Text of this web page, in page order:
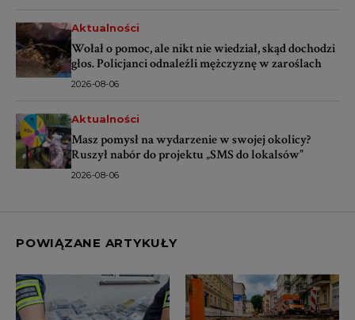
Aktualności
Wołał o pomoc, ale nikt nie wiedział, skąd dochodzi
głos. Policjanci odnaleźli mężczyznę w zaroślach
2026-08-06
Aktualności
Masz pomysł na wydarzenie w swojej okolicy?
Ruszył nabór do projektu „SMS do lokalsów”
2026-08-06
POWIĄZANE ARTYKUŁY